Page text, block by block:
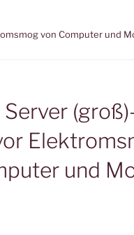
von Computer und
und